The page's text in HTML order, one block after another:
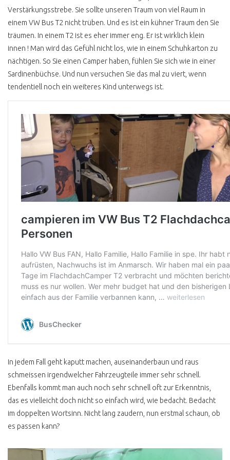
UMWELTPRÄMIE
VW BUS KM STAND
VW BUS
14 SEC VW BUS
NACH DEM DIEBSTAHL
GPS ORTUNG AUTOSKOPE
PEDALSPERRE
TESTSIEGER ?
GANGSCHALTUNGSSPERRE
H KENNZEICHEN
MANGELNDE
ERSATZTEILQUALITÄT
AUSPUFF KAUFEN
WASSEREINBRUCH
GEMACHT
VW BUS RESTAURATION
SANDSTRAHLEN
HOHLRAUMKONSERVIERUNG
VW BUS EISSTRAHLEN
Verstärkungsstrebe. Sie sollte unseren Traum von viel Raum in
einem VW Bus T2 nicht trüben. Und es ist ein kühner Traum den Sie
träumen. In einem T2 ist es eher immer eng. Er ist wirklich klein
innen ! Man wird das Gefühl nicht los, wie in einem Schuhkarton zu
nächtigen. So Sie einen Camper haben, fühlen Sie sich wie in einer
Sardinenbüchse. Und nun versuchen Sie das mal zu viert, wenn
tendentiell noch ein weiteres Kind unterwegs ist.
In jedem Fall geht kaputt machen, auseinanderbaun und raus
schmeissen irgendwelcher Fahrzeugteile immer sehr schnell.
Ebenfalls kommt man auch noch sehr schnell oft zur Erkenntnis,
das es vielleicht doch nicht so einfach wird, wie bedacht. Bedacht
im doppelten Wortsinn. Nicht lang zaudern, nun erstmal schaun, ob
es passen kann?